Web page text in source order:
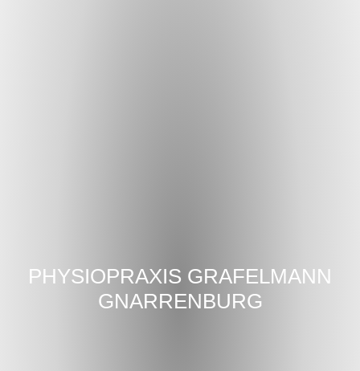
PHYSIOPRAXIS GRAFELMANN
GNARRENBURG